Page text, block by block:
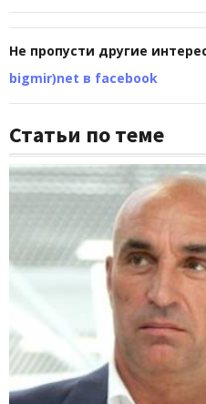
Не пропусти другие
bigmir)net в facebook
Статьи по теме